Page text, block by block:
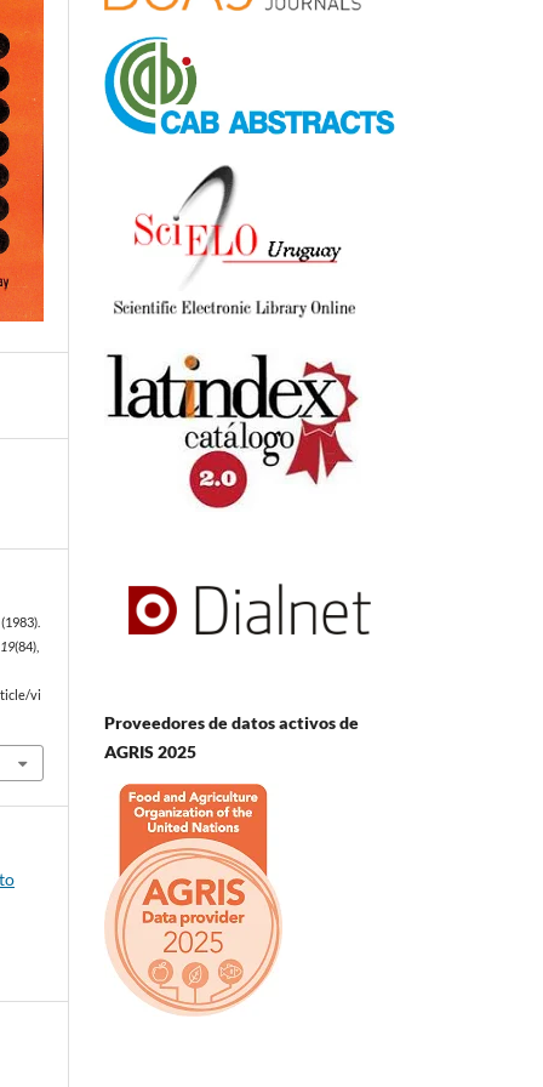
19(84),
vi
Proveedores de datos activos de
AGRIS 2025